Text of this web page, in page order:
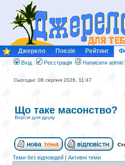
Джерело Поезія Рейтинг
Вхід Реєстрація Написати
Сьогодні: 08 серпня 2026, 11:47
Що таке масонство?
Версія для друку
Теми без відповідей | Активні теми